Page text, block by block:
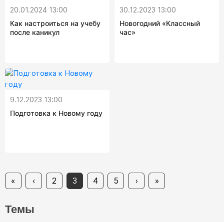
20.01.2024 13:00
Как настроиться на учебу
после каникул
30.12.2023 13:00
Новогодний «Классный
час»
9.12.2023 13:00
Подготовка к Новому году
« ‹ 2 3 4 5 › »
Темы